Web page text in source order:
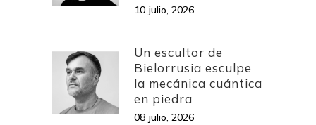
10 julio, 2026
Un escultor de
Bielorrusia esculpe
la mecánica cuántica
en piedra
08 julio, 2026